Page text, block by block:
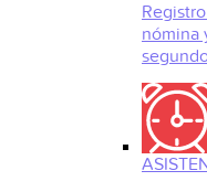
nómina